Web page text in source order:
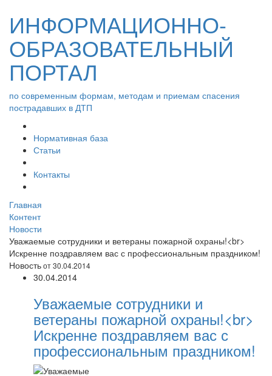
ИНФОРМАЦИОННО-
ОБРАЗОВАТЕЛЬНЫЙ
ПОРТАЛ
по современным формам, методам и приемам спасения
пострадавших в ДТП
Нормативная база
Статьи
Контакты
Главная
Контент
Новости
Уважаемые сотрудники и ветераны пожарной охраны!<br>
Искренне поздравляем вас с профессиональным праздником!
Новостьот 30.04.2014
30.04.2014
Уважаемые сотрудники и
ветераны пожарной охраны!<br>
Искренне поздравляем вас с
профессиональным праздником!